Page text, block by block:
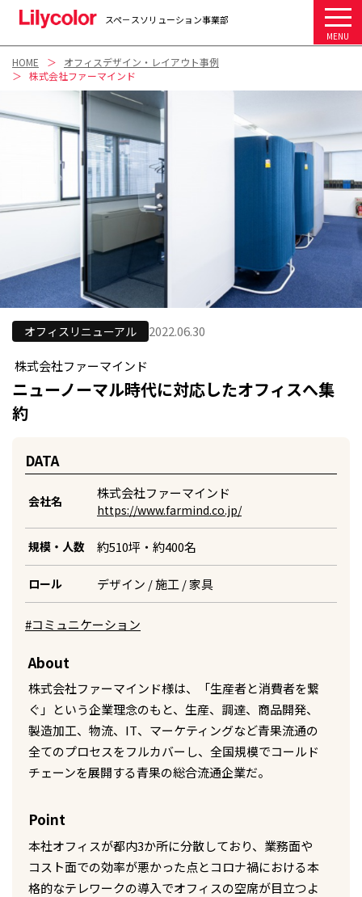
MENU
スペ－スソリューション事業部
HOME
オフィスデザイン・レイアウト事例
株式会社ファーマインド
オフィスリニューアル 2022.06.30
株式会社ファーマインド
ニューノーマル時代に対応したオフィスへ集
約
DATA
会社名 株式会社ファーマインド
https://www.farmind.co.jp/
規模・人数 約510坪・約400名
ロール デザイン / 施工 / 家具
#コミュニケーション
About
株式会社ファーマインド様は、「生産者と消費者を繋
ぐ」という企業理念のもと、生産、調達、商品開発、
製造加工、物流、IT、マーケティングなど⻘果流通の
全てのプロセスをフルカバーし、全国規模でコールド
チェーンを展開する⻘果の総合流通企業だ。
Point
本社オフィスが都内3か所に分散しており、業務面や
コスト面での効率が悪かった点とコロナ禍における本
格的なテレワークの導入でオフィスの空席が目立つよ